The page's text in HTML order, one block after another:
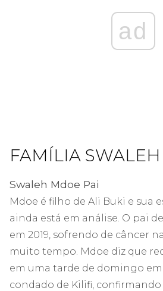
ad
FAMÍLIA
Swaleh Mdoe Pai
Mdoe é filho de Ali Buki e sua
ainda está em análise. O pai
em 2019, sofrendo de câncer
muito tempo. Mdoe diz que
em uma tarde de domingo
condado de Kilifi,